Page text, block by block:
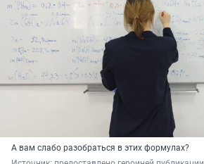
А вам слабо разобраться в этих формулах?